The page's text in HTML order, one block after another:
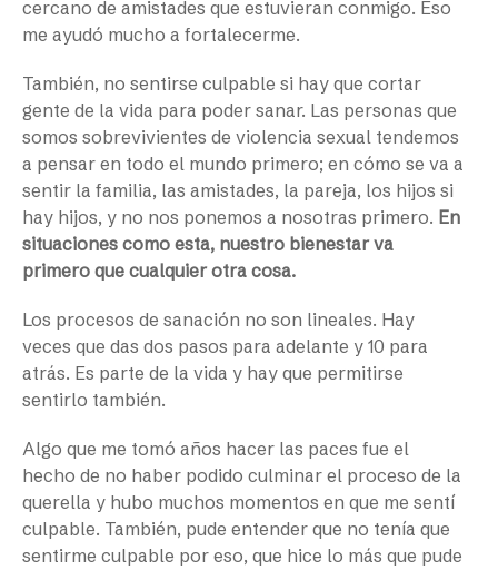
cercano de amistades que estuvieran conmigo. Eso
me ayudó mucho a fortalecerme.
También, no sentirse culpable si hay que cortar
gente de la vida para poder sanar. Las personas que
somos sobrevivientes de violencia sexual tendemos
a pensar en todo el mundo primero; en cómo se va a
sentir la familia, las amistades, la pareja, los hijos si
hay hijos, y no nos ponemos a nosotras primero. En
situaciones como esta, nuestro bienestar va
primero que cualquier otra cosa.
Los procesos de sanación no son lineales. Hay
veces que das dos pasos para adelante y 10 para
atrás. Es parte de la vida y hay que permitirse
sentirlo también.
Algo que me tomó años hacer las paces fue el
hecho de no haber podido culminar el proceso de la
querella y hubo muchos momentos en que me sentí
culpable. También, pude entender que no tenía que
sentirme culpable por eso, que hice lo más que pude